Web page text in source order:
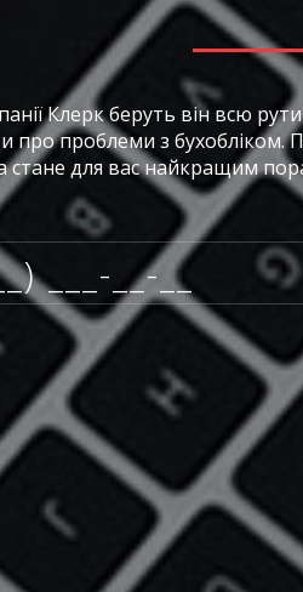
Клерк беруть він всю
проблеми з бухобліком.
для вас найкращим